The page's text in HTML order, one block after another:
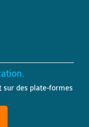
des plate-formes